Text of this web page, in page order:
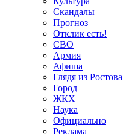
Скандалы
Прогноз
Отклик есть!
СВО
Армия
Афиша
Глядя из Ростова
Город
ЖКХ
Наука
Официально
Реклама